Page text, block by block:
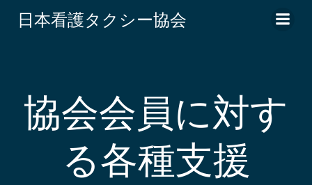
ン
ス
キ
プ
日本看護タクシー協会
協会会員に対す
る各種支援